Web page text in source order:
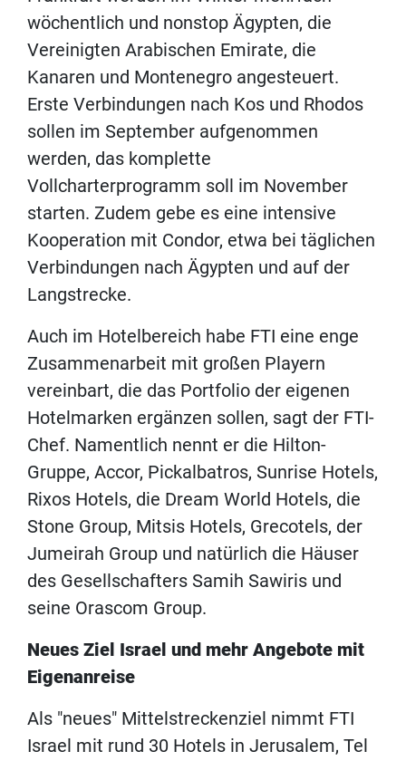
wöchentlich und nonstop Ägypten, die
Vereinigten Arabischen Emirate, die
Kanaren und Montenegro angesteuert.
Erste Verbindungen nach Kos und Rhodos
sollen im September aufgenommen
werden, das komplette
Vollcharterprogramm soll im November
starten. Zudem gebe es eine intensive
Kooperation mit Condor, etwa bei täglichen
Verbindungen nach Ägypten und auf der
Langstrecke.
Auch im Hotelbereich habe FTI eine enge
Zusammenarbeit mit großen Playern
vereinbart, die das Portfolio der eigenen
Hotelmarken ergänzen sollen, sagt der FTI-
Chef. Namentlich nennt er die Hilton-
Gruppe, Accor, Pickalbatros, Sunrise Hotels,
Rixos Hotels, die Dream World Hotels, die
Stone Group, Mitsis Hotels, Grecotels, der
Jumeirah Group und natürlich die Häuser
des Gesellschafters Samih Sawiris und
seine Orascom Group.
Neues Ziel Israel und mehr Angebote mit
Eigenanreise
Als "neues" Mittelstreckenziel nimmt FTI
Israel mit rund 30 Hotels in Jerusalem, Tel